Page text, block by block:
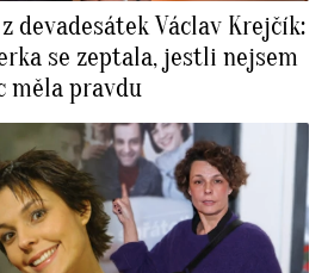
devadesátek Václav Krejčík:
se zeptala, jestli nejsem
měla pravdu